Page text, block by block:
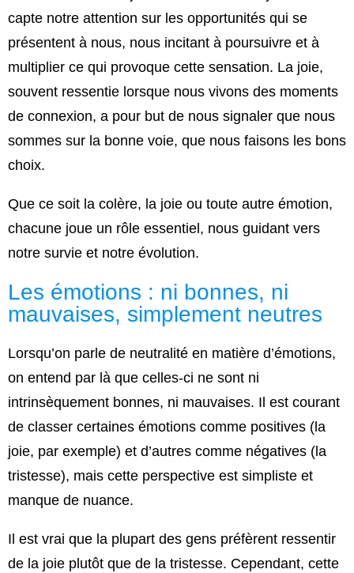
capte notre attention sur les opportunités qui se
présentent à nous, nous incitant à poursuivre et à
multiplier ce qui provoque cette sensation. La joie,
souvent ressentie lorsque nous vivons des moments
de connexion, a pour but de nous signaler que nous
sommes sur la bonne voie, que nous faisons les bons
choix.
Que ce soit la colère, la joie ou toute autre émotion,
chacune joue un rôle essentiel, nous guidant vers
notre survie et notre évolution.
Les émotions : ni bonnes, ni
mauvaises, simplement neutres
Lorsqu’on parle de neutralité en matière d’émotions,
on entend par là que celles-ci ne sont ni
intrinsèquement bonnes, ni mauvaises. Il est courant
de classer certaines émotions comme positives (la
joie, par exemple) et d’autres comme négatives (la
tristesse), mais cette perspective est simpliste et
manque de nuance.
Il est vrai que la plupart des gens préfèrent ressentir
de la joie plutôt que de la tristesse. Cependant, cette